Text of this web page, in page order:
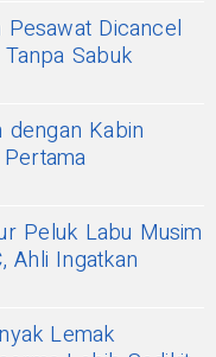
Dicancel
Sabuk
dengan Kabin
Peluk Labu Musim
Ahli Ingatkan
Lemak